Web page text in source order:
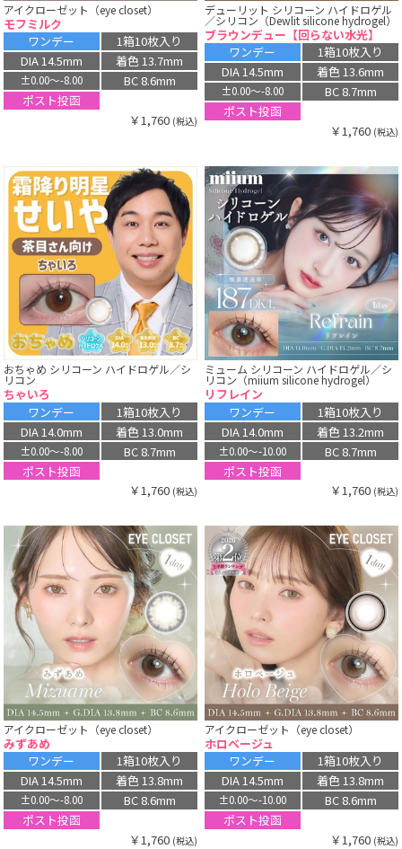
アイクローゼット（eye closet）
モフミルク
ワンデー
1箱10枚入り
DIA 14.5mm
着色 13.7mm
±0.00〜-8.00
BC 8.6mm
ポスト投函
￥1,760 (税込)
デューリット シリコーン ハイドロゲル
／シリコン（Dewlit silicone hydrogel）
ブラウンデュー【回らない水光】
ワンデー
1箱10枚入り
DIA 14.5mm
着色 13.6mm
±0.00〜-8.00
BC 8.7mm
ポスト投函
￥1,760 (税込)
おちゃめ シリコーン ハイドロゲル／シ
リコン
ちゃいろ
ワンデー
1箱10枚入り
DIA 14.0mm
着色 13.0mm
±0.00〜-8.00
BC 8.7mm
ポスト投函
￥1,760 (税込)
ミューム シリコーン ハイドロゲル／シ
リコン（miium silicone hydrogel）
リフレイン
ワンデー
1箱10枚入り
DIA 14.0mm
着色 13.2mm
±0.00〜-10.00
BC 8.7mm
ポスト投函
￥1,760 (税込)
アイクローゼット（eye closet）
みずあめ
ワンデー
1箱10枚入り
DIA 14.5mm
着色 13.8mm
±0.00〜-8.00
BC 8.6mm
ポスト投函
￥1,760 (税込)
アイクローゼット（eye closet）
ホロベージュ
ワンデー
1箱10枚入り
DIA 14.5mm
着色 13.8mm
±0.00〜-10.00
BC 8.6mm
ポスト投函
￥1,760 (税込)